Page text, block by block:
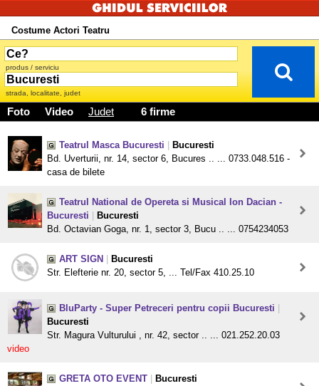
Costume Actori Teatru
produs / serviciu
strada, localitate, judet
Foto Video Judet 6 firme
Teatrul Masca Bucuresti
Bucuresti
Bd. Uverturii, nr. 14, sector 6, Bucures .. ... 0733.048.516 -
casa de bilete
Teatrul National de Opereta si Musical Ion Dacian -
Bucuresti
Bucuresti
Bd. Octavian Goga, nr. 1, sector 3, Bucu .. ... 0754234053
ART SIGN
Bucuresti
Str. Elefterie nr. 20, sector 5, ... Tel/Fax 410.25.10
BluParty - Super Petreceri pentru copii Bucuresti
Bucuresti
Str. Magura Vulturului , nr. 42, sector .. ... 021.252.20.03
video
GRETA OTO EVENT
Bucuresti